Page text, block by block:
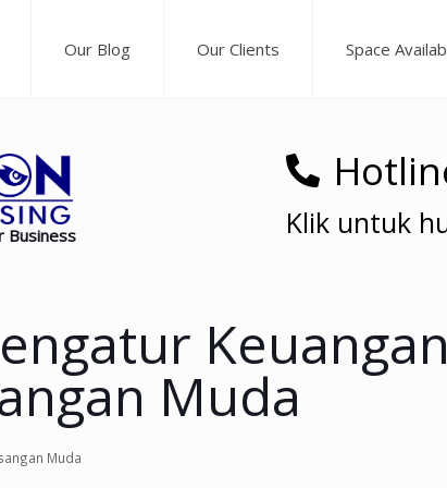
Our Blog Our Clients Space
Business Klik untuk
Keuangan
Muda
Muda